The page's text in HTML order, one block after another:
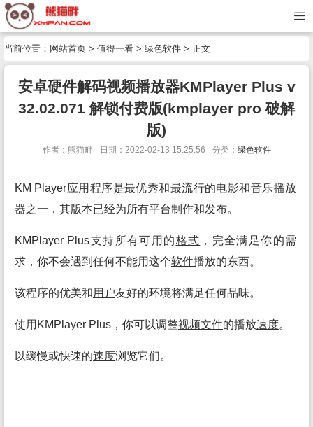
当前位置： 网站首页 > 值得一看 > 绿色软件 > 正文
安卓硬件解码视频播放器KMPlayer Plus v
32.02.071 解锁付费版(kmplayer pro 破解
版)
作者：熊猫畔 日期：2022-02-13 15:25:56 分类： 绿色软件
KM Player应用 程序是最优秀和最流行的电影和音乐播放
器之一，其版本已经为所有平台制作和发布。
KMPlayer Plus支持所有可用的格式 ，完全满足你的需
求，你不会遇到任何不能用这个软件播放的东西。
该程序的优美和用户友好的环境将满足任何品味。
使用KMPlayer Plus，你可以调整视频文件的播放速度。
以缓慢或快速的速度浏览它们。